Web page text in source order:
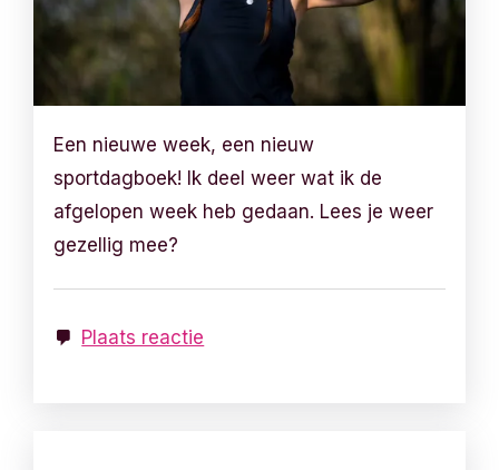
Een nieuwe week, een nieuw
sportdagboek! Ik deel weer wat ik de
afgelopen week heb gedaan. Lees je weer
gezellig mee?
Plaats reactie